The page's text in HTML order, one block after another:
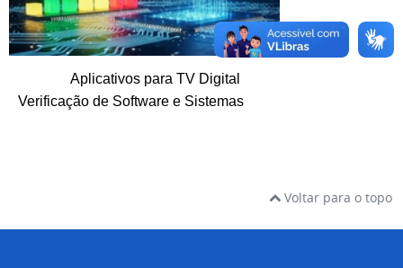
Aplicativos para TV Digital
Verificação de Software e Sistemas
Voltar para o topo